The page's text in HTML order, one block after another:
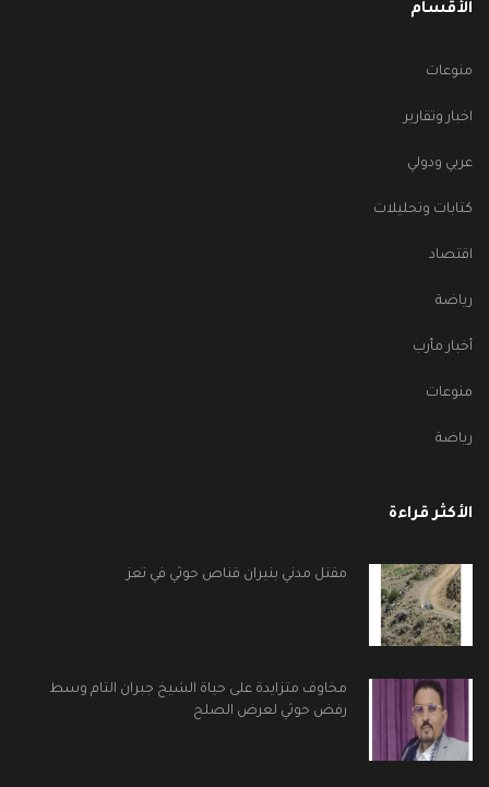
الأقسام
منوعات
اخبار وتقارير
عربي ودولي
كتابات وتحليلات
اقتصاد
رياضة
أخبار مأرب
منوعات
رياضة
الأكثر قراءة
مقتل مدني بنيران قناص حوثي في تعز
مخاوف متزايدة على حياة الشيخ جبران التام وسط
رفض حوثي لعرض الصلح